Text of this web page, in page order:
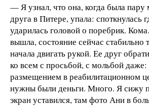
— Я узнал, что она, когда была пару
друга в Питере, упала: споткнулась
ударилась головой о поребрик.
вышла, состояние сейчас стабильно
начала двигать рукой. Ее друг
ко всем с просьбой, с мольбой
размещением в реабилитационном
нужны были деньги. Много. Я сижу
экран уставился, там фото Ани в